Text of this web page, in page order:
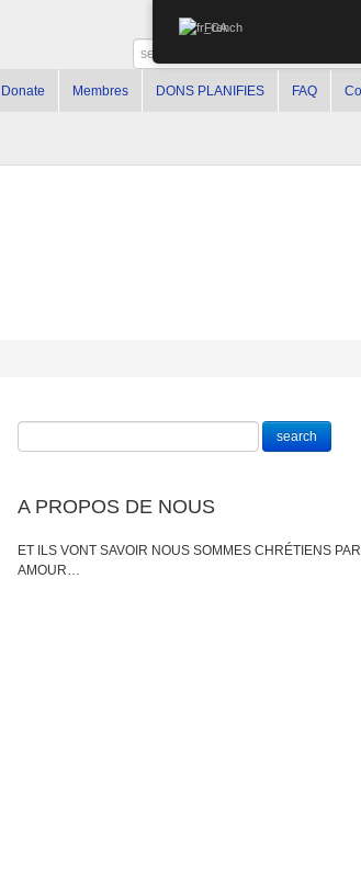
Donate Membres DONS PLANIFIES FAQ
A PROPOS DE NOUS
ET ILS VONT SAVOIR NOUS SOMMES CHRÉTIENS
AMOUR…
French